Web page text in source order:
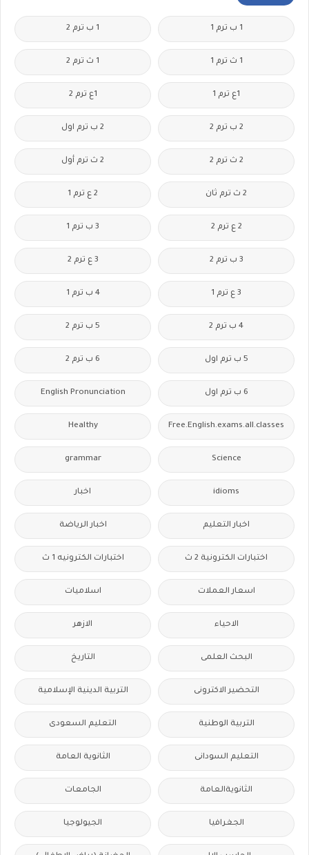
1 ب ترم 1 1 ب ترم 2
1 ث ترم 1 1 ث ترم 2
1ع ترم 1 1ع ترم 2
2 ب ترم 2 2 ب ترم اول
2 ث ترم 2 2 ث ترم أول
2 ث ترم ثان 2 ع ترم 1
2 ع ترم 2 3 ب ترم 1
3 ب ترم 2 3 ع ترم 2
3 ع ترم 1 4 ب ترم 1
4 ب ترم 2 5 ب ترم 2
5 ب ترم اول 6 ب ترم 2
6 ب ترم اول English Pronunciation
Free.English.exams.all.classes
Healthy
Science
grammar
idioms اخبار
اخبار التعليم اخبار الرياضة
اختبارات الكترونية 2 ث اختبارات الكترونيه 1 ث
اسعار العملات اسلاميات
الاحياء الازهر
البحث العلمى التاريخ
التحضير الاكترونى التربية الدينية الإسلامية
التربية الوطنية التعليم السعودى
التعليم السودانى الثانوية العامة
الثانويةالعامة الجامعات
الجغرافيا الجيولوجيا